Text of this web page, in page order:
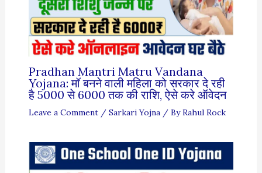
Pradhan Mantri Matru Vandana
Yojana: मॉ बनने वाली महिला को सरकार दे रही
है 5000 से 6000 तक की राशि, ऐसे करे ऑवेदन
Leave a Comment / Sarkari Yojna/ ByRahul Rock